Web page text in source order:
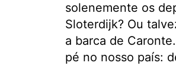
solenemente os
Sloterdijk? Ou
a barca de
pé no nosso país: